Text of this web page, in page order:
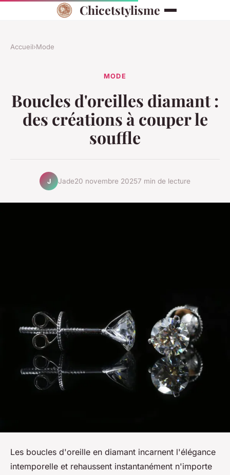
Chicetstylisme
Accueil›Mode
MODE
Boucles d'oreilles diamant :
des créations à couper le
souffle
J Jade20 novembre 20257 min de lecture
Les boucles d'oreille en diamant incarnent l'élégance
intemporelle et rehaussent instantanément n'importe